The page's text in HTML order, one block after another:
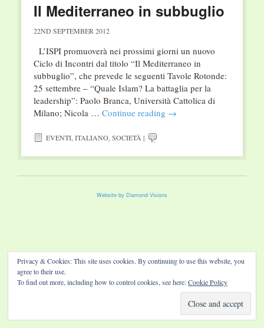
Il Mediterraneo in subbuglio
22ND SEPTEMBER 2012
L’ISPI promuoverà nei prossimi giorni un nuovo
Ciclo di Incontri dal titolo “Il Mediterraneo in
subbuglio”, che prevede le seguenti Tavole Rotonde:
25 settembre – “Quale Islam? La battaglia per la
leadership”: Paolo Branca, Università Cattolica di
Milano; Nicola … Continue reading →
EVENTI,ITALIANO,SOCIETÀ |
Website by Diamond Visions
Privacy & Cookies: This site uses cookies. By continuing to use this website, you
agree to their use.
To find out more, including how to control cookies, see here:Cookie Policy